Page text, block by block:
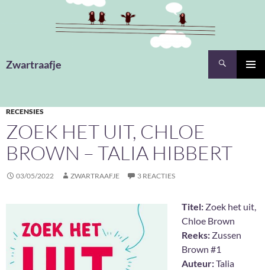
Zwartraafje
RECENSIES
ZOEK HET UIT, CHLOE
BROWN – TALIA HIBBERT
03/05/2022 ZWARTRAAFJE 3 REACTIES
Titel: Zoek het uit,
Chloe Brown
Reeks: Zussen
Brown #1
Auteur:Talia